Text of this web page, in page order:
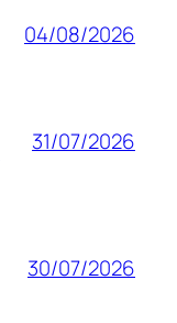
04/08/2026
31/07/2026
30/07/2026